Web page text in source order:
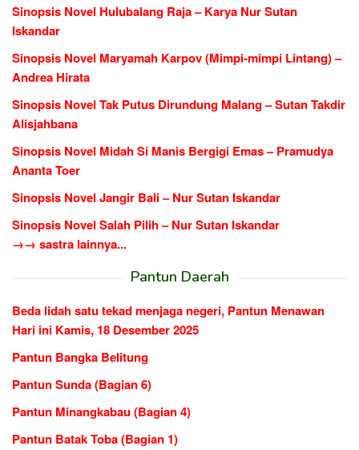
Sinopsis Novel Hulubalang Raja – Karya Nur Sutan
Iskandar
Sinopsis Novel Maryamah Karpov (Mimpi-mimpi Lintang) –
Andrea Hirata
Sinopsis Novel Tak Putus Dirundung Malang – Sutan Takdir
Alisjahbana
Sinopsis Novel Midah Si Manis Bergigi Emas – Pramudya
Ananta Toer
Sinopsis Novel Jangir Bali – Nur Sutan Iskandar
Sinopsis Novel Salah Pilih – Nur Sutan Iskandar
→→ sastra lainnya...
Pantun Daerah
Beda lidah satu tekad menjaga negeri, Pantun Menawan
Hari ini Kamis, 18 Desember 2025
Pantun Bangka Belitung
Pantun Sunda (Bagian 6)
Pantun Minangkabau (Bagian 4)
Pantun Batak Toba (Bagian 1)